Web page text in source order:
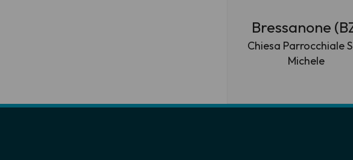
Bressanone
Chiesa Parrocchiale
Michele